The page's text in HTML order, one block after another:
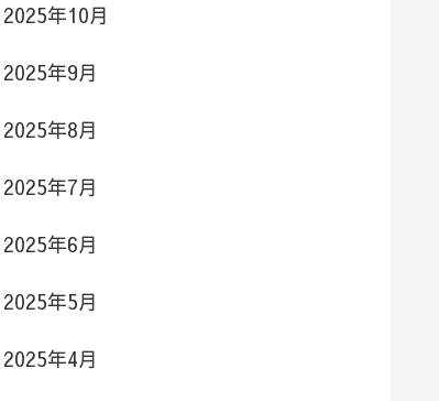
2025年10月
2025年9月
2025年8月
2025年7月
2025年6月
2025年5月
2025年4月